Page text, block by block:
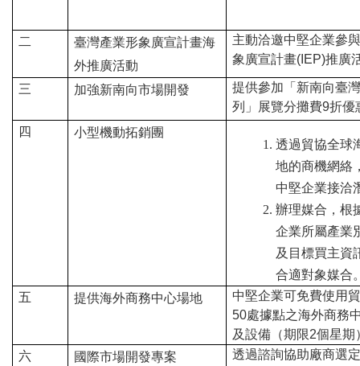
對
關
稅
數
T
二
臺灣產業形象廣宣計畫海
外推廣活動
主動洽邀中堅企業參
象廣宣計畫(IEP)推廣
三 加強新南向市場開發
提供參加「新南向臺
列」展覽分攤費9折優
四
小型機動拓銷團
透過貿協全球
地的商機網絡
中堅企業接洽
辦理媒合，根
企業所屬產業
及目標買主資
合適對象媒合
五
提供海外商務中心場地
中堅企業可免費使用
50處據點之海外商務
及設備 （期限2個星期
六
國際市場開發專案
透過諮詢協助廠商選